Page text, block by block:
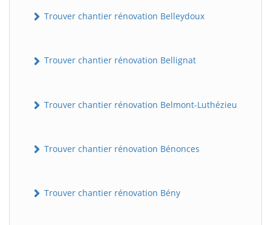
Trouver chantier rénovation Belleydoux
Trouver chantier rénovation Bellignat
Trouver chantier rénovation Belmont-Luthézieu
Trouver chantier rénovation Bénonces
Trouver chantier rénovation Bény